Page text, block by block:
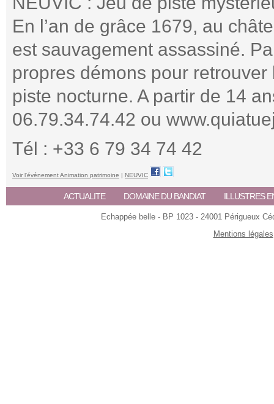
En l’an de grâce 1679, au
est sauvagement assassiné.
propres démons pour
piste nocturne. A partir de 14
06.79.34.74.42 ou
Tél : +33 6 79 34 74 42
Voir l'événement Animation patrimoine | NEUVIC
ACTUALITE DOMAINE DU BANDIAT ILLUSTRES
Echappée belle - BP 1023 - 24001 Périgueux
Mentions légales